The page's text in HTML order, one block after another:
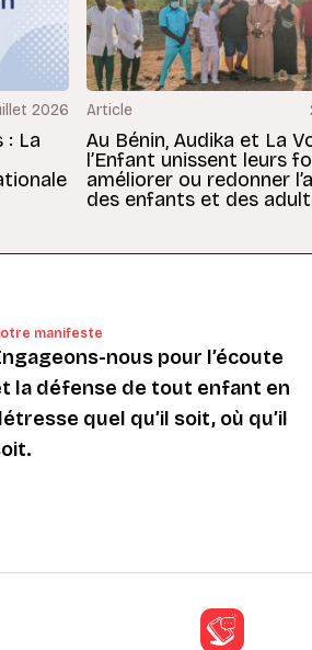
2026
: La
Article
Au Bénin, Audika et La
l’Enfant unissent leurs
améliorer ou redonner
des enfants et des
manifeste
nous pour l’écoute
la défense de tout enfant en
quel qu’il soit, où qu’il